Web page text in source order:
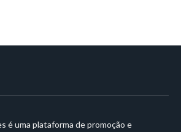
é uma plataforma de promoção e